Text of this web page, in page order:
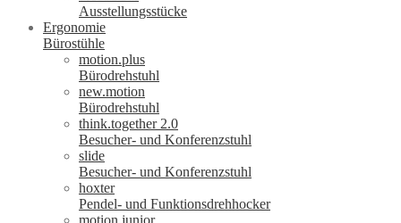
Ausstellungsstücke
Ergonomie
Bürostühle
motion.plus
Bürodrehstuhl
new.motion
Bürodrehstuhl
think.together 2.0
Besucher- und Konferenzstuhl
slide
Besucher- und Konferenzstuhl
hoxter
Pendel- und Funktionsdrehhocker
motion.junior